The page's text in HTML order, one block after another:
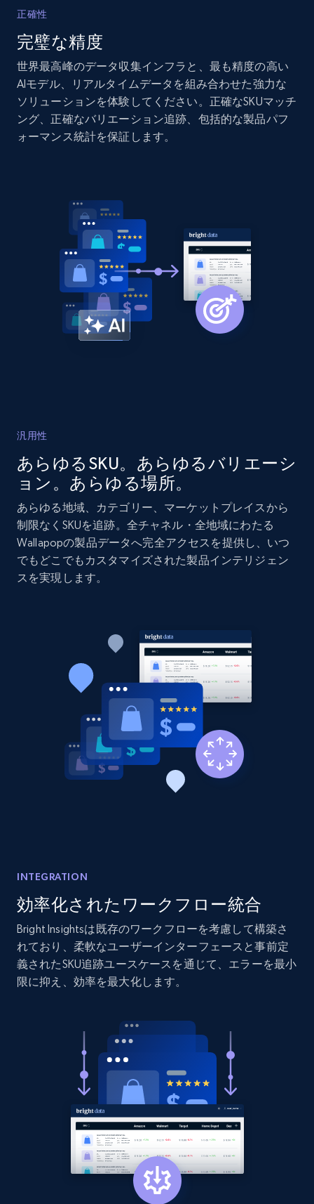
products by specific category URL
price, Currency, Availability, Reviews count, and
more.
2.1K+ 375+ 今すぐ始める
Title, Seller name, Brand, Description, Initial
price, Currency, Availability, Reviews count, and
2.1K+ 375+ 今すぐ始める
Amazon products global dataset - Collects
Amazon products global dataset - Collect
Amazon products by seller URL
Title, Seller name, Brand, Description, Initial
price, Currency, Availability, Reviews count, and
Amazon products global dataset - Collect
products from Brands URLs
Title, Seller name, Brand, Description, Initial
price, Currency, Availability, Reviews count, and
Etsy
URL, Product id, Listing inventory id, Title, Rating,
Reviews count shop, Reviews count item, Initial
price, and more.
1.9K+ 323+ 今すぐ始める
Etsy - Collect data on products using
specified keywords
URL, Product id, Listing inventory id, Title, Rating,
Reviews count shop, Reviews count item, Initial
price, and more.
323+ 今すぐ始める
正確性
完璧な精度
世界最高峰のデータ収集インフラと、最も精度の高い
AIモデル、リアルタイムデータを組み合わせた強力な
ソリューションを体験してください。正確なSKUマッチ
ング、正確なバリエーション追跡、包括的な製品パフ
ォーマンス統計を保証します。
汎用性
あらゆるSKU。あらゆるバリエーシ
ョン。あらゆる場所。
あらゆる地域、カテゴリー、マーケットプレイスから
制限なくSKUを追跡。全チャネル・全地域にわたる
Wallapopの製品データへ完全アクセスを提供し、いつ
でもどこでもカスタマイズされた製品インテリジェン
スを実現します。
INTEGRATION
効率化されたワークフロー統合
Bright Insightsは既存のワークフローを考慮して構築さ
れており、柔軟なユーザーインターフェースと事前定
義されたSKU追跡ユースケースを通じて、エラーを最小
限に抑え、効率を最大化します。